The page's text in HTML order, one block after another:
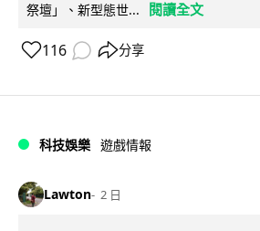
祭壇」、新型態世...
閱讀全文
116 分享
科技娛樂 遊戲情報
Lawton 2 日